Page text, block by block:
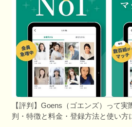
【評判】Goens（ゴエンズ）って
判・特徴と料金・登録方法と使い方